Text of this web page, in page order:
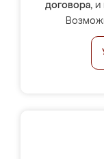
договора, и